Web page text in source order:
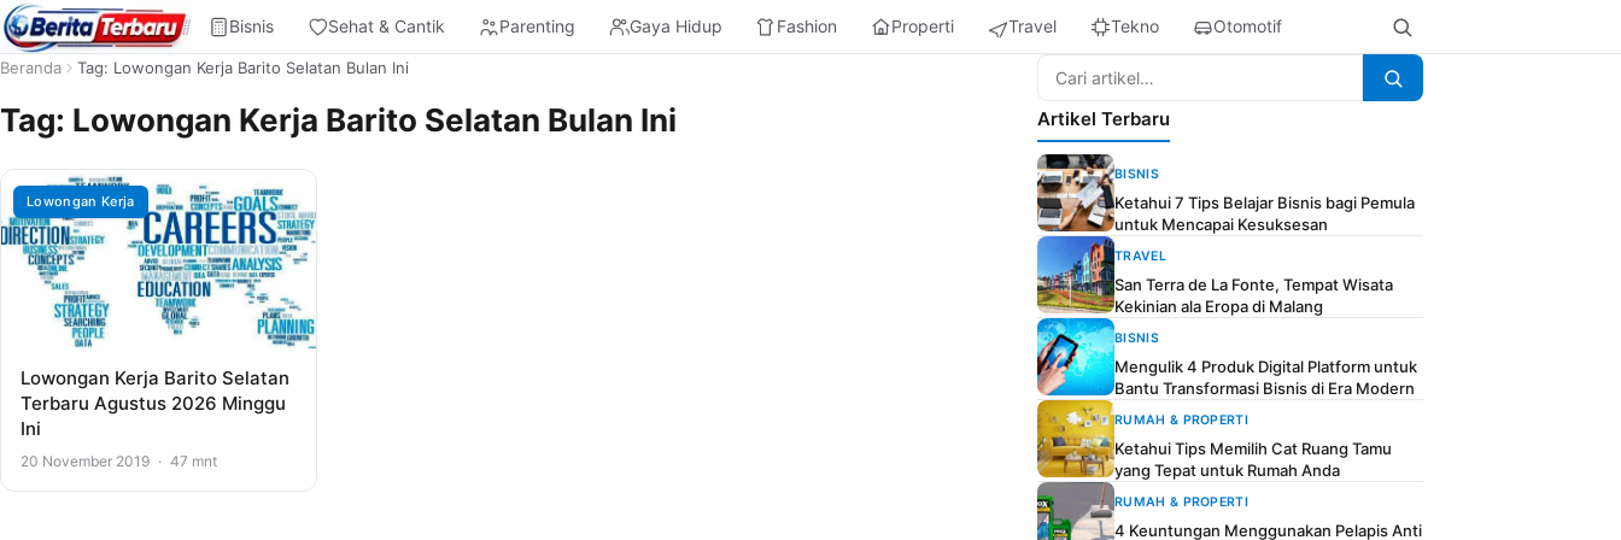
Bisnis Sehat & Cantik Parenting Gaya Hidup Fashion Properti Travel Tekno Otomotif
Beranda Tag: Lowongan Kerja Barito Selatan Bulan Ini
Tag: Lowongan Kerja Barito Selatan Bulan Ini
Lowongan Kerja
Lowongan Kerja Barito Selatan
Terbaru Agustus 2026 Minggu
Ini
20 November 2019 · 47 mnt
Artikel Terbaru
BISNIS
Ketahui 7 Tips Belajar Bisnis bagi Pemula
untuk Mencapai Kesuksesan
TRAVEL
San Terra de La Fonte, Tempat Wisata
Kekinian ala Eropa di Malang
BISNIS
Mengulik 4 Produk Digital Platform untuk
Bantu Transformasi Bisnis di Era Modern
RUMAH & PROPERTI
Ketahui Tips Memilih Cat Ruang Tamu
yang Tepat untuk Rumah Anda
RUMAH & PROPERTI
4 Keuntungan Menggunakan Pelapis Anti